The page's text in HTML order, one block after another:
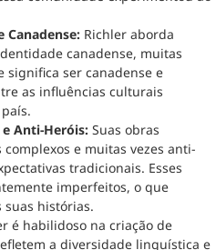
Canadense: Richler aborda
canadense, muitas
significa ser canadense e
as influências culturais
Anti-Heróis: Suas obras
e muitas vezes anti-
tradicionais. Esses
imperfeitos, o que
histórias.
é habilidoso na criação de
a diversidade linguística e